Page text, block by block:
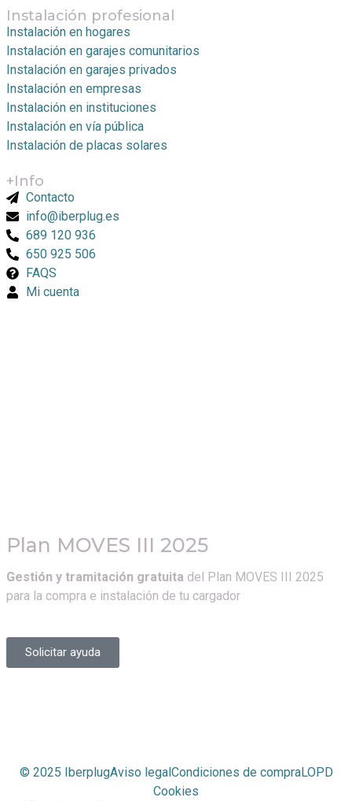
Instalación profesional
Instalación en hogares
Instalación en garajes comunitarios
Instalación en garajes privados
Instalación en empresas
Instalación en instituciones
Instalación en vía pública
Instalación de placas solares
+Info
Contacto
info@iberplug.es
689 120 936
650 925 506
FAQS
Mi cuenta
Plan MOVES III 2025
Gestión y tramitación gratuita del Plan MOVES III 2025
para la compra e instalación de tu cargador
Solicitar ayuda
© 2025 IberplugAviso legalCondiciones de compraLOPD
Cookies